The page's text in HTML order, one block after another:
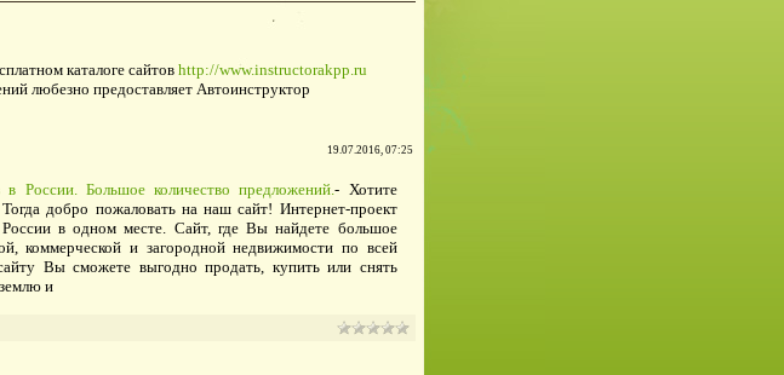
каталоге сайтов http://www.instructorakpp.ru
любезно предоставляет Автоинструктор
19.07.2016, 07:25
России. Большое количество предложений.- Хотите
добро пожаловать на наш сайт! Интернет-проект
в одном месте. Сайт, где Вы найдете большое
коммерческой и загородной недвижимости по всей
Вы сможете выгодно продать, купить или снять
и